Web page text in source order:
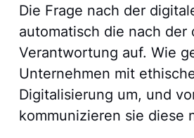
Die Frage nach der
automatisch die nach der
Verantwortung auf. Wie
Unternehmen mit
Digitalisierung um, und
kommunizieren sie diese